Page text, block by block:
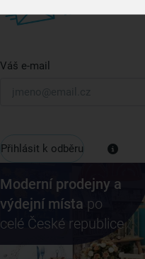
Váš e-mail
Přihlásit k odběru
Moderní prodejny a
výdejní místa po
celé České republice